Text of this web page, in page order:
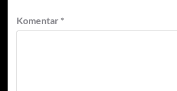
Komentar *